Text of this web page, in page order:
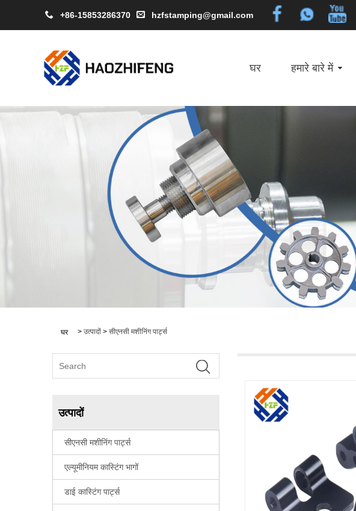
+86-15853286370 hzfstamping@gmail.com
घर हमारे बारे में
घर > उत्पादों > सीएनसी मशीनिंग पार्ट्स
उत्पादों
सीएनसी मशीनिंग पार्ट्स
एल्यूमीनियम कास्टिंग भागों
डाई कास्टिंग पार्ट्स